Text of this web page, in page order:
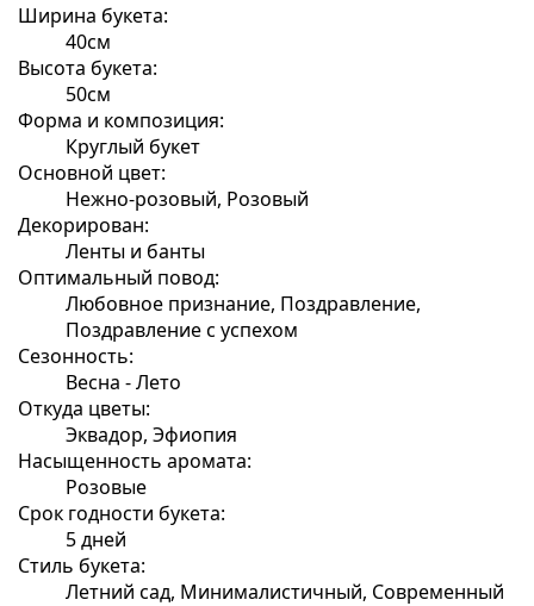
Ширина букета:
40см
Высота букета:
50см
Форма и композиция:
Круглый букет
Основной цвет:
Нежно-розовый, Розовый
Декорирован:
Ленты и банты
Оптимальный повод:
Любовное признание, Поздравление,
Поздравление с успехом
Сезонность:
Весна - Лето
Откуда цветы:
Эквадор, Эфиопия
Насыщенность аромата:
Розовые
Срок годности букета:
5 дней
Стиль букета:
Летний сад, Минималистичный, Современный